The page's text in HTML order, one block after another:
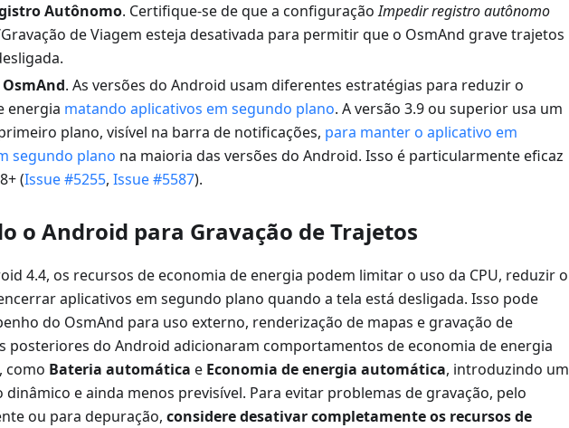
Autônomo. Certifique-se de que a configuraçãoImpedir registro autônomo
de Viagem esteja desativada para permitir que o OsmAnd grave trajetos
. As versões do Android usam diferentes estratégias para reduzir o
energia matando aplicativos em segundo plano. A versão 3.9 ou superior usa um
plano, visível na barra de notificações, para manter o aplicativo em
segundo plano na maioria das versões do Android. Isso é particularmente eficaz
(Issue #5255, Issue #5587).
o Android para Gravação de Trajetos
4.4, os recursos de economia de energia podem limitar o uso da CPU, reduzir o
aplicativos em segundo plano quando a tela está desligada. Isso pode
do OsmAnd para uso externo, renderização de mapas e gravação de
posteriores do Android adicionaram comportamentos de economia de energia
como Bateria automática e Economia de energia automática, introduzindo um
e ainda menos previsível. Para evitar problemas de gravação, pelo
ou para depuração, considere desativar completamente os recursos de